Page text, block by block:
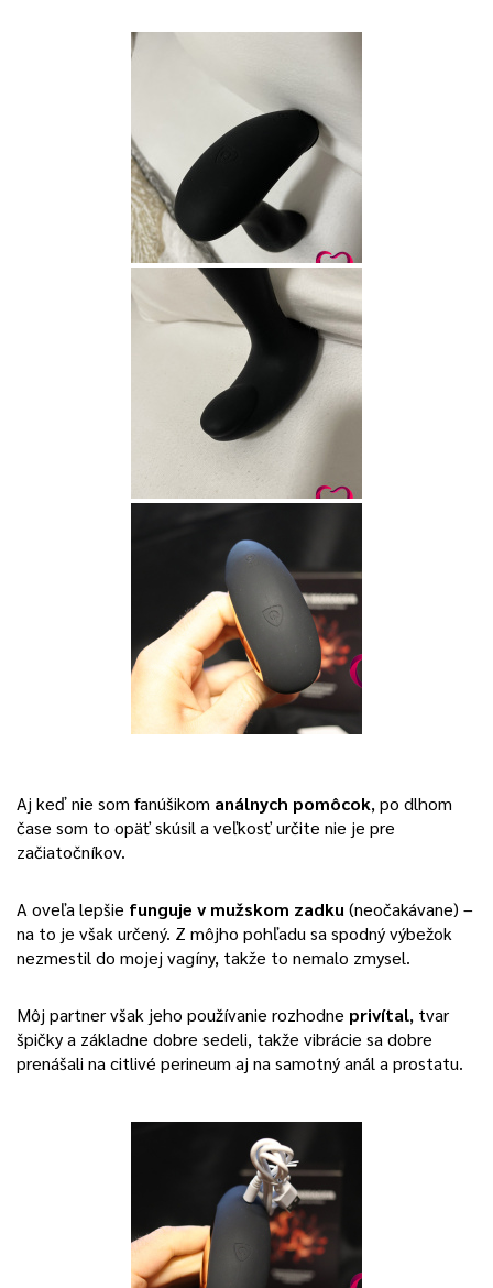
Aj keď nie som fanúšikom análnych pomôcok, po dlhom
čase som to opäť skúsil a veľkosť určite nie je pre
začiatočníkov.
A oveľa lepšie funguje v mužskom zadku (neočakávane) –
na to je však určený. Z môjho pohľadu sa spodný výbežok
nezmestil do mojej vagíny, takže to nemalo zmysel.
Môj partner však jeho používanie rozhodne privítal, tvar
špičky a základne dobre sedeli, takže vibrácie sa dobre
prenášali na citlivé perineum aj na samotný anál a prostatu.